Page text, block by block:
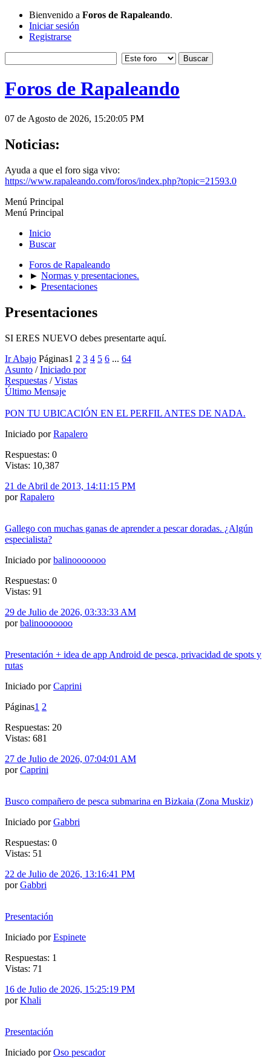
Bienvenido a Foros de Rapaleando.
Iniciar sesión
Registrarse
Foros de Rapaleando
07 de Agosto de 2026, 15:20:05 PM
Noticias:
Ayuda a que el foro siga vivo:
https://www.rapaleando.com/foros/index.php?topic=21593.0
Menú Principal
Menú Principal
Inicio
Buscar
Foros de Rapaleando
► Normas y presentaciones.
► Presentaciones
Presentaciones
SI ERES NUEVO debes presentarte aquí.
Ir Abajo Páginas1 2 3 4 5 6 ... 64
Asunto /Iniciado por
Respuestas /Vistas
Último Mensaje
PON TU UBICACIÓN EN EL PERFIL ANTES DE NADA.
Iniciado porRapalero
Respuestas: 0
Vistas: 10,387
21 de Abril de 2013, 14:11:15 PM
porRapalero
Gallego con muchas ganas de aprender a pescar doradas. ¿Algún
especialista?
Iniciado porbalinooooooo
Respuestas: 0
Vistas: 91
29 de Julio de 2026, 03:33:33 AM
porbalinooooooo
Presentación + idea de app Android de pesca, privacidad de spots y
rutas
Iniciado porCaprini
Páginas1 2
Respuestas: 20
Vistas: 681
27 de Julio de 2026, 07:04:01 AM
porCaprini
Busco compañero de pesca submarina en Bizkaia (Zona Muskiz)
Iniciado porGabbri
Respuestas: 0
Vistas: 51
22 de Julio de 2026, 13:16:41 PM
porGabbri
Presentación
Iniciado porEspinete
Respuestas: 1
Vistas: 71
16 de Julio de 2026, 15:25:19 PM
porKhali
Presentación
Iniciado porOso pescador